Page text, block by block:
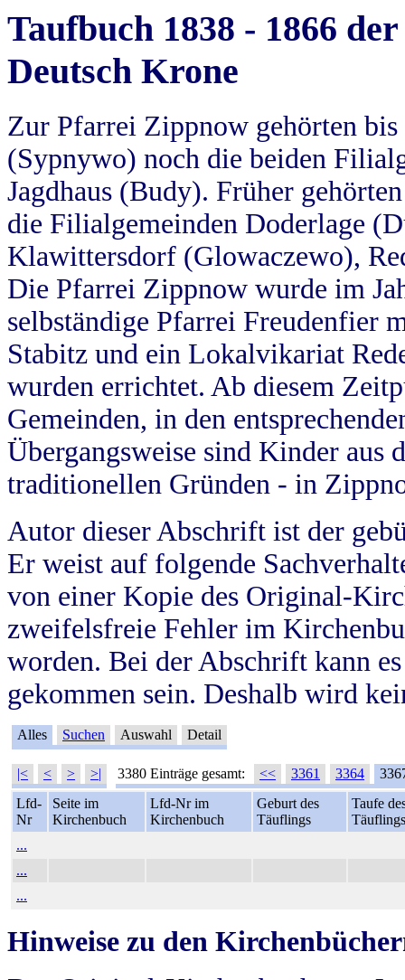
Taufbuch 1838 - 1866
Deutsch Krone
Zur Pfarrei Zippnow gehörten
(Sypnywo) noch die beiden
Jagdhaus (Budy). Früher
die Filialgemeinden Doderlage
Klawittersdorf (Glowaczewo),
Die Pfarrei Zippnow wurde im
selbständige Pfarrei Freudenfier
Stabitz und ein Lokalvikariat
wurden errichtet. Ab diesem
Gemeinden, in den
Übergangsweise sind Kinder aus
traditionellen Gründen - in
Autor dieser Abschrift ist der
Er weist auf folgende
von einer Kopie des Original-
zweifelsfreie Fehler im
worden. Bei der Abschrift kann
gekommen sein. Deshalb wird
Alles Suchen Auswahl Detail
|< < > >| 3380 Einträge gesamt: << 3361 3364
Lfd-
Nr
Seite im
Kirchenbuch
Lfd-Nr im
Kirchenbuch
Geburt des
Täuflings
Taufe
Täuflings
...
...
...
Hinweise zu den